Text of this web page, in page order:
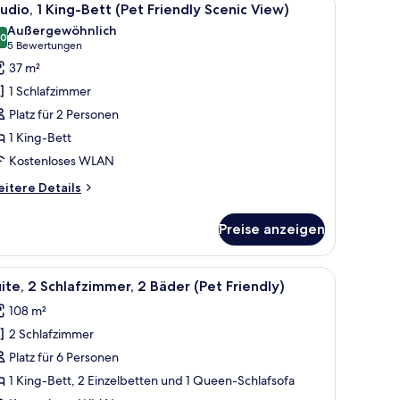
9 1 King-Bett (Pet Friendly Scenic View)
von 10
Außergewöhnlich
5 Bewertungen
(5
Bewertungen)
37 m²
1 Schlafzimmer
Platz für 2 Personen
1 King-Bett
Kostenloses WLAN
Details
Preise anzeigen
mit Vorhängen.
einem Bett und einem großen Fenster sowie einer kleinen Sitzecke.
Ein ordentlich eingerichtetes Schlafzimmer
18 2 Schlafzimmer, 2 Bäder (Pet Friendly)
108 m²
2 Schlafzimmer
Platz für 6 Personen
1 King-Bett, 2 Einzelbetten und 1 Queen-Schlafsofa